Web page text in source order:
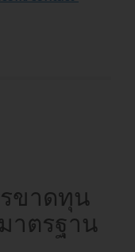
ขาดทุน
าตรฐาน